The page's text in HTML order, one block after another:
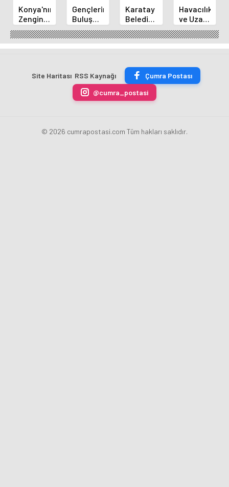
Konya'nın
Zengin
Mutfağı
GastroFest'te
Tanıtılacak
Gençlerin
Buluşma
Noktası
Talha
Bayrakçı
Yükseliyor
Karatay
Belediye
Başkanı
Kılca
Yeni
Açıkladı
Havacılık
ve Uzay
Yaz
Kursu
Başladı
Site Haritası RSS Kaynağı
Çumra Postası
@cumra_postasi
© 2026 cumrapostasi.com Tüm hakları saklıdır.